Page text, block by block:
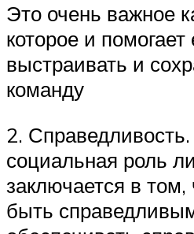
Это очень важное
которое и помогает
выстраивать и
команду
2.
социальная роль
заключается в
быть